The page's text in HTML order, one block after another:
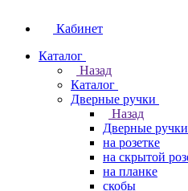
Кабинет
Каталог
Назад
Каталог
Дверные ручки
Назад
Дверные ручки
на розетке
на скрытой
на планке
скобы